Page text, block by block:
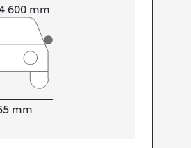
600 mm
mm